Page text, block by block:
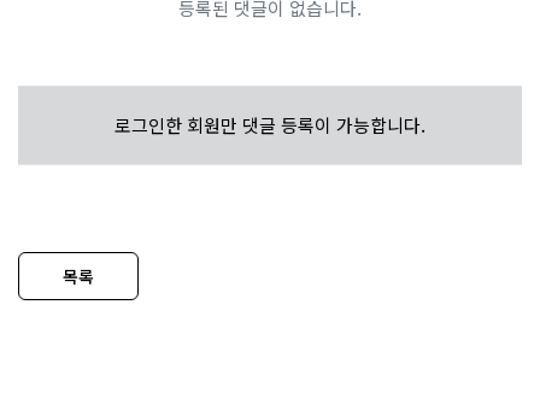
등록된 댓글이 없습니다.
로그인한 회원만 댓글 등록이 가능합니다.
목록